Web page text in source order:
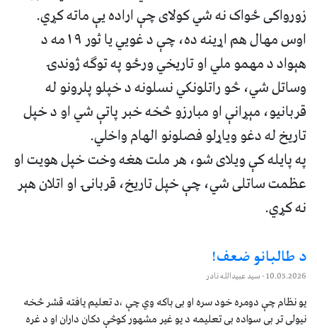
زورواکی ځواک نه شي کولای چې اراده يې ماته کړي.
اوس مهال هم اړينه ده، چې د غويي یا ثور ۱۹مه د
هېواد د مهمو ملي او تاريخي ورځو په توګه ژوندۍ
وساتل شي، څو راتلونکي نسلونه د خپلو پلرونو له
قربانيو، مېړانې او مبارزو څخه خبر پاتې شي او د خپل
تاريخ له دغو وياړلو فصلونو الهام واخلي.
په پایله کې ويلای شو، هر ملت هغه وخت خپل هويت او
عظمت ساتلی شي، چې خپل تاريخ، قربانۍ او اتلان هېر
نه کړي.
د طالبانو ضعف!
10.05.2026- سيد عبيدالله نادر
يو نظام چې دومره خود سره او بى باکه وي چې ،د تعليم يافته قشر څخه
نيولى تر بى سواده بى تعليمه د يو غير مشهور کوڅې دکان داران او د غره